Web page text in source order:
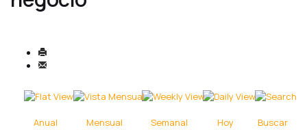
Anual Mensual Semanal Hoy Buscar